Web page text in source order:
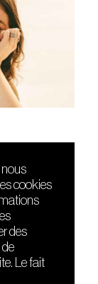
Lyrique
nous
cookies
des
Le fait